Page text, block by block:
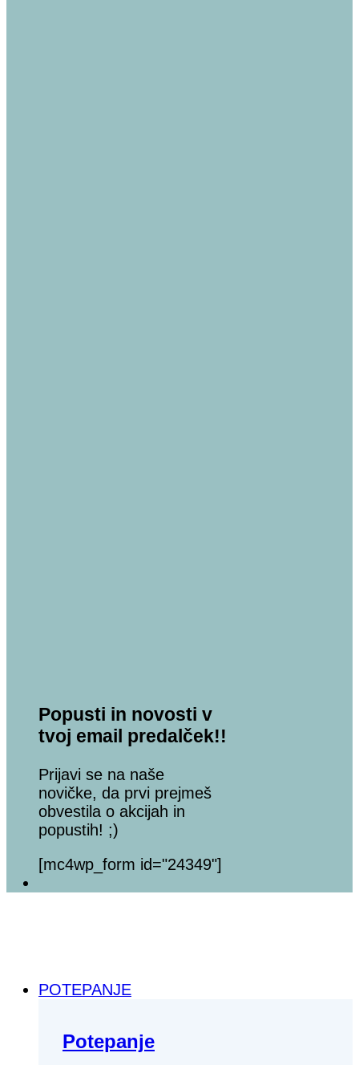
Popusti in novosti v
tvoj email predalček!!
Prijavi se na naše
novičke, da prvi prejmeš
obvestila o akcijah in
popustih! ;)
[mc4wp_form id="24349"]
POTEPANJE
Potepanje